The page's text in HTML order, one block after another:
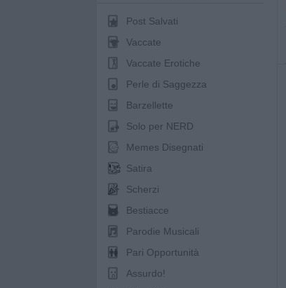
Post Salvati
Vaccate
Vaccate Erotiche
Perle di Saggezza
Barzellette
Solo per NERD
Memes Disegnati
Satira
Scherzi
Bestiacce
Parodie Musicali
Pari Opportunità
Assurdo!